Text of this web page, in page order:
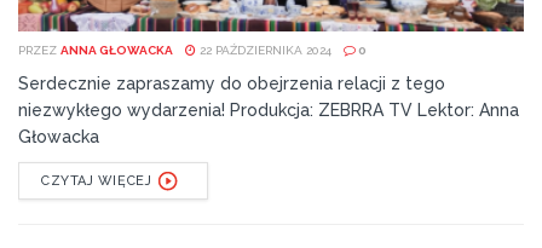
PRZEZ ANNA GŁOWACKA 22 PAŹDZIERNIKA 2024 0
Serdecznie zapraszamy do obejrzenia relacji z tego
niezwykłego wydarzenia! Produkcja: ZEBRRA TV Lektor: Anna
Głowacka
CZYTAJ WIĘCEJ